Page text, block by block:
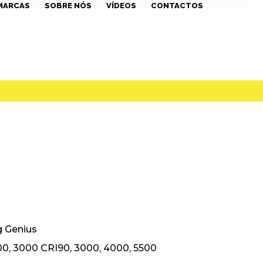
SOBRE NÓS VÍDEOS CONTACTOS
Genius
3000 CRI90, 3000, 4000, 5500